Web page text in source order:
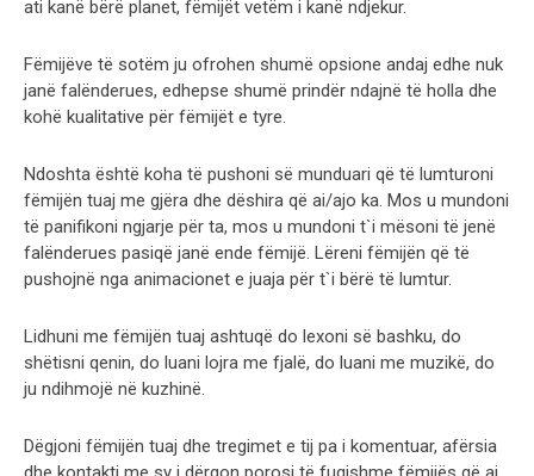
ati kanë bërë planet, fëmijët vetëm i kanë ndjekur.
Fëmijëve të sotëm ju ofrohen shumë opsione andaj edhe nuk
janë falënderues, edhepse shumë prindër ndajnë të holla dhe
kohë kualitative për fëmijët e tyre.
Ndoshta është koha të pushoni së munduari që të lumturoni
fëmijën tuaj me gjëra dhe dëshira që ai/ajo ka. Mos u mundoni
të panifikoni ngjarje për ta, mos u mundoni t`i mësoni të jenë
falënderues pasiqë janë ende fëmijë. Lëreni fëmijën që të
pushojnë nga animacionet e juaja për t`i bërë të lumtur.
Lidhuni me fëmijën tuaj ashtuqë do lexoni së bashku, do
shëtisni qenin, do luani lojra me fjalë, do luani me muzikë, do
ju ndihmojë në kuzhinë.
Dëgjoni fëmijën tuaj dhe tregimet e tij pa i komentuar, afërsia